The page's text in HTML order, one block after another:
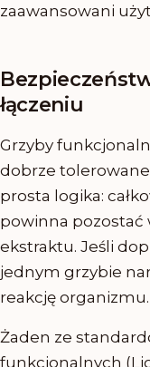
zaawansowani
łączeniu
Grzyby
dobrze
prosta logika:
powinna pozostać
ekstraktu. Jeśli
jednym grzybie
reakcję organizmu.
Żaden ze
funkcjonalnych